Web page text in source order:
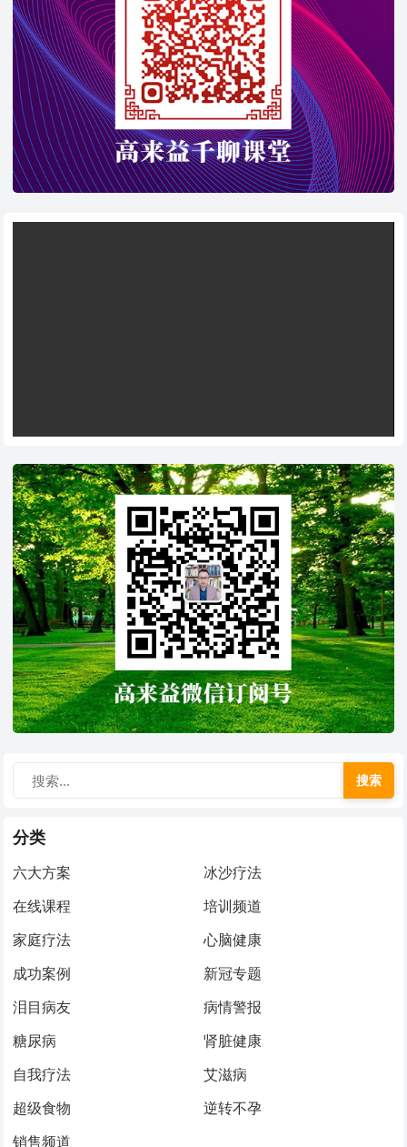
搜索
分类
六大方案
冰沙疗法
在线课程
培训频道
家庭疗法
心脑健康
成功案例
新冠专题
泪目病友
病情警报
糖尿病
肾脏健康
自我疗法
艾滋病
超级食物
逆转不孕
销售频道